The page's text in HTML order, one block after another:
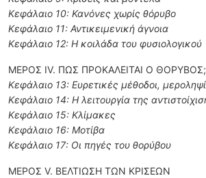
Κεφάλαιο 10: Κανόνες χωρίς θόρυβο
Κεφάλαιο 11: Αντικειμενική άγνοια
Κεφάλαιο 12: Η κοιλάδα του φυσιολογικού
ΜΕΡΟΣ IV. ΠΩΣ ΠΡΟΚΑΛΕΙΤΑΙ Ο ΘΟΡΥΒΟΣ;
Κεφάλαιο 13: Ευρετικές μέθοδοι,
Κεφάλαιο 14: Η λειτουργία της
Κεφάλαιο 15: Κλίμακες
Κεφάλαιο 16: Μοτίβα
Κεφάλαιο 17: Οι πηγές του θορύβου
ΜΕΡΟΣ V. BΕΛΤΙΩΣΗ ΤΩΝ ΚΡΙΣΕΩΝ